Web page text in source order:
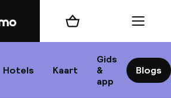
Hotels Kaart
Gids
&
app
Blogs
Winkelmand Menu